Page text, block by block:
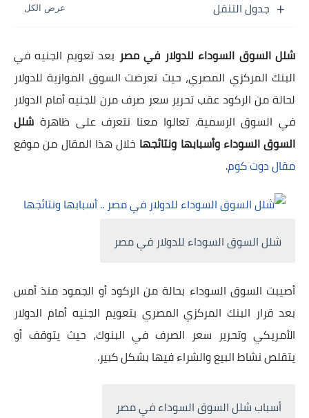
جدول التنقل
شلل السوق السوداء للدولار في مصر بعد تعويم الجنيه في
البنك المركزي المصري، حيث تعرضت السوق الموازية للدولار
لحالة من الركود عقب تحرير سعر صرف مرن للجنيه أمام الدولار
في السوق الرسمية. تعالوا معنا نتعرف على ظاهرة شلل
السوق السوداء وأسبابها ونتائجها خلال هذا المقال من موقع
مقال دوت كوم.
شلل السوق السوداء للدولار في مصر
أصيبت السوق السوداء بحالة من الركود أو الجمود منذ أمس
بعد قرار البنك المركزي المصري بتعويم الجنيه أمام الدولار
الأمريكي وتحرير سعر الصرف في البنوك، حيث يتوقف أو
يتقلص نشاط البيع والشراء فيها بشكل كبير.
أسباب شلل السوق السوداء في مصر